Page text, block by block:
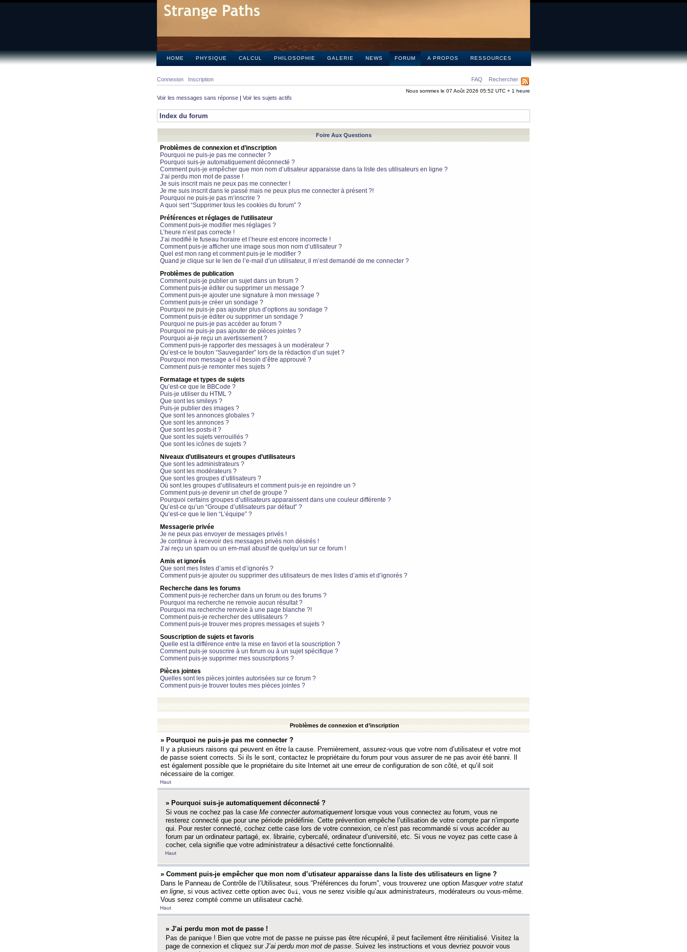
HOME PHYSIQUE CALCUL PHILOSOPHIE GALERIE NEWS FORUM A PROPOS RESSOURCES
FAQ Rechercher
Connexion Inscription
Nous sommes le 07 Août 2026 05:52 UTC + 1 heure
Voir les messages sans réponse | Voir les sujets actifs
Index du forum
Foire Aux Questions
Problèmes de connexion et d’inscription
Pourquoi ne puis-je pas me connecter ?
Pourquoi suis-je automatiquement déconnecté ?
Comment puis-je empêcher que mon nom d’utisateur apparaisse dans la liste des utilisateurs en ligne ?
J’ai perdu mon mot de passe !
Je suis inscrit mais ne peux pas me connecter !
Je me suis inscrit dans le passé mais ne peux plus me connecter à présent ?!
Pourquoi ne puis-je pas m’inscrire ?
A quoi sert “Supprimer tous les cookies du forum” ?
Préférences et réglages de l’utilisateur
Comment puis-je modifier mes réglages ?
L’heure n’est pas correcte !
J’ai modifié le fuseau horaire et l’heure est encore incorrecte !
Comment puis-je afficher une image sous mon nom d’utilisateur ?
Quel est mon rang et comment puis-je le modifier ?
Quand je clique sur le lien de l’e-mail d’un utilisateur, il m’est demandé de me connecter ?
Problèmes de publication
Comment puis-je publier un sujet dans un forum ?
Comment puis-je éditer ou supprimer un message ?
Comment puis-je ajouter une signature à mon message ?
Comment puis-je créer un sondage ?
Pourquoi ne puis-je pas ajouter plus d’options au sondage ?
Comment puis-je éditer ou supprimer un sondage ?
Pourquoi ne puis-je pas accéder au forum ?
Pourquoi ne puis-je pas ajouter de pièces jointes ?
Pourquoi ai-je reçu un avertissement ?
Comment puis-je rapporter des messages à un modérateur ?
Qu’est-ce le bouton “Sauvegarder” lors de la rédaction d’un sujet ?
Pourquoi mon message a-t-il besoin d’être approuvé ?
Comment puis-je remonter mes sujets ?
Formatage et types de sujets
Qu’est-ce que le BBCode ?
Puis-je utiliser du HTML ?
Que sont les smileys ?
Puis-je publier des images ?
Que sont les annonces globales ?
Que sont les annonces ?
Que sont les posts-it ?
Que sont les sujets verrouillés ?
Que sont les icônes de sujets ?
Niveaux d’utilisateurs et groupes d’utilisateurs
Que sont les administrateurs ?
Que sont les modérateurs ?
Que sont les groupes d’utilisateurs ?
Où sont les groupes d’utilisateurs et comment puis-je en rejoindre un ?
Comment puis-je devenir un chef de groupe ?
Pourquoi certains groupes d’utilisateurs apparaissent dans une couleur différente ?
Qu’est-ce qu’un “Groupe d’utilisateurs par défaut” ?
Qu’est-ce que le lien “L’équipe” ?
Messagerie privée
Je ne peux pas envoyer de messages privés !
Je continue à recevoir des messages privés non désirés !
J’ai reçu un spam ou un em-mail abusif de quelqu’un sur ce forum !
Amis et ignorés
Que sont mes listes d’amis et d’ignorés ?
Comment puis-je ajouter ou supprimer des utilisateurs de mes listes d’amis et d’ignorés ?
Recherche dans les forums
Comment puis-je rechercher dans un forum ou des forums ?
Pourquoi ma recherche ne renvoie aucun résultat ?
Pourquoi ma recherche renvoie à une page blanche ?!
Comment puis-je rechercher des utilisateurs ?
Comment puis-je trouver mes propres messages et sujets ?
Souscription de sujets et favoris
Quelle est la différence entre la mise en favori et la souscription ?
Comment puis-je souscrire à un forum ou à un sujet spécifique ?
Comment puis-je supprimer mes souscriptions ?
Pièces jointes
Quelles sont les pièces jointes autorisées sur ce forum ?
Comment puis-je trouver toutes mes pièces jointes ?
Problèmes de connexion et d’inscription
» Pourquoi ne puis-je pas me connecter ?
Il y a plusieurs raisons qui peuvent en être la cause. Premièrement, assurez-vous que votre nom d’utilisateur et votre mot
de passe soient corrects. Si ils le sont, contactez le propriétaire du forum pour vous assurer de ne pas avoir été banni. Il
est également possible que le propriétaire du site Internet ait une erreur de configuration de son côté, et qu’il soit
nécessaire de la corriger.
Haut
» Pourquoi suis-je automatiquement déconnecté ?
Si vous ne cochez pas la case Me connecter automatiquement lorsque vous vous connectez au forum, vous ne
resterez connecté que pour une période prédéfinie. Cette prévention empêche l’utilisation de votre compte par n’importe
qui. Pour rester connecté, cochez cette case lors de votre connexion, ce n’est pas recommandé si vous accéder au
forum par un ordinateur partagé, ex. librairie, cybercafé, ordinateur d’université, etc. Si vous ne voyez pas cette case à
cocher, cela signifie que votre administrateur a désactivé cette fonctionnalité.
Haut
» Comment puis-je empêcher que mon nom d’utisateur apparaisse dans la liste des utilisateurs en ligne ?
Dans le Panneau de Contrôle de l’Utilisateur, sous “Préférences du forum”, vous trouverez une option Masquer votre statut
en ligne, si vous activez cette option avec Oui , vous ne serez visible qu’aux administrateurs, modérateurs ou vous-même.
Vous serez compté comme un utilisateur caché.
Haut
» J’ai perdu mon mot de passe !
Pas de panique ! Bien que votre mot de passe ne puisse pas être récupéré, il peut facilement être réinitialisé. Visitez la
page de connexion et cliquez sur J’ai perdu mon mot de passe. Suivez les instructions et vous devriez pouvoir vous